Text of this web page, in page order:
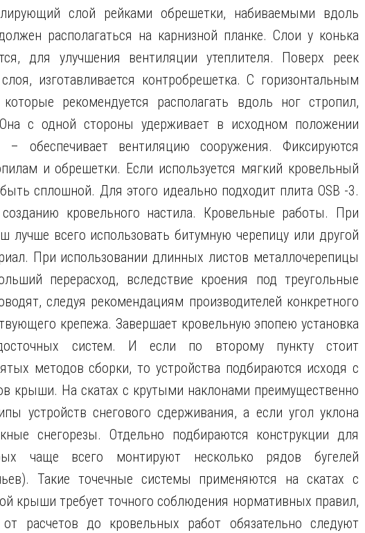
слой рейками обрешетки, набиваемыми вдоль
располагаться на карнизной планке. Слои у конька
для улучшения вентиляции утеплителя. Поверх реек
изготавливается контробрешетка. С горизонтальным
рекомендуется располагать вдоль ног стропил,
с одной стороны удерживает в исходном положении
обеспечивает вентиляцию сооружения. Фиксируются
и обрешетки. Если используется мягкий кровельный
сплошной. Для этого идеально подходит плита OSB -3.
кровельного настила. Кровельные работы. При
всего использовать битумную черепицу или другой
При использовании длинных листов металлочерепицы
перерасход, вследствие кроения под треугольные
следуя рекомендациям производителей конкретного
крепежа. Завершает кровельную эпопею установка
систем. И если по второму пункту стоит
методов сборки, то устройства подбираются исходя с
крыши. На скатах с крутыми наклонами преимущественно
устройств снегового сдерживания, а если угол уклона
снегорезы. Отдельно подбираются конструкции для
чаще всего монтируют несколько рядов бугелей
Такие точечные системы применяются на скатах с
крыши требует точного соблюдения нормативных правил,
расчетов до кровельных работ обязательно следуют